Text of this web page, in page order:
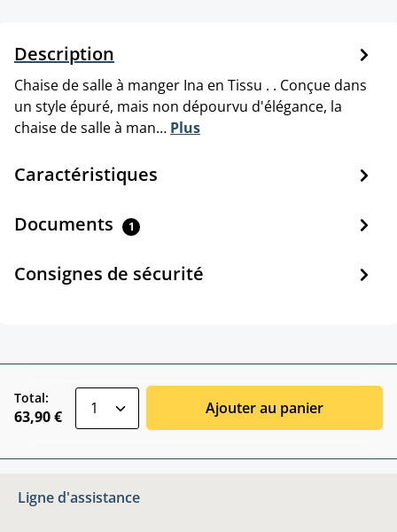
Description
Chaise de salle à manger Ina en Tissu . . Conçue dans
un style épuré, mais non dépourvu d'élégance, la
chaise de salle à man… Plus
Caractéristiques
Documents 1
Consignes de sécurité
Total:
63,90 € Ajouter au panier
Ligne d'assistance